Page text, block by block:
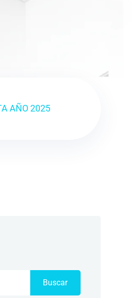
AÑO 2025
Buscar